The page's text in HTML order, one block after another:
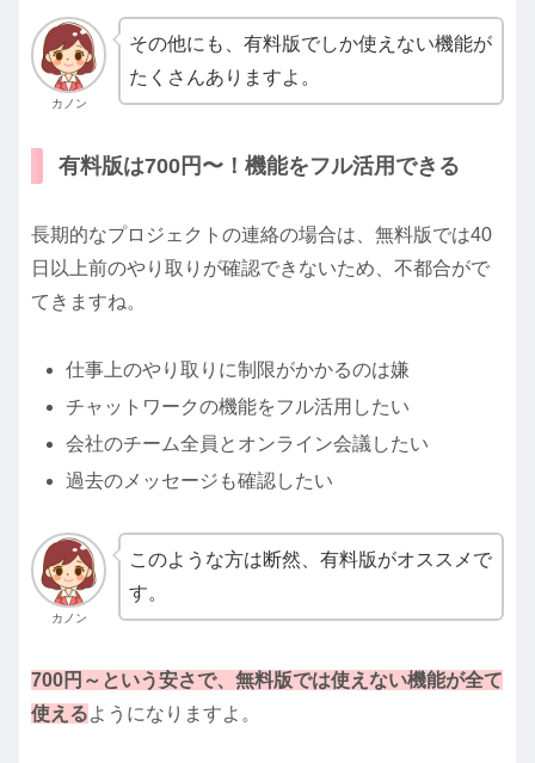
カノン
その他にも、有料版でしか使えない機能が
たくさんありますよ。
有料版は700円〜！機能をフル活用できる
長期的なプロジェクトの連絡の場合は、無料版では40
日以上前のやり取りが確認できないため、不都合がで
てきますね。
仕事上のやり取りに制限がかかるのは嫌
チャットワークの機能をフル活用したい
会社のチーム全員とオンライン会議したい
過去のメッセージも確認したい
カノン
このような方は断然、有料版がオススメで
す。
700円～という安さで、 無料版では使えない機能が全て
使えるようになりますよ。